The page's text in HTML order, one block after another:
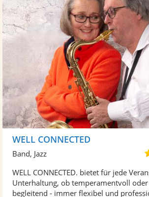
WELL CONNECTED
Band, Jazz
WELL CONNECTED. bietet für jede
Unterhaltung, ob temperamentvoll
begleitend - immer flexibel und